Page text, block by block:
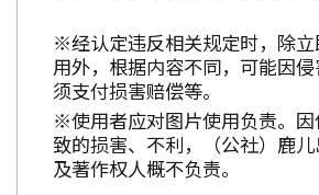
※经认定违反相关规定时，除
用外，根据内容不同，可能因
须支付损害赔偿等。
※使用者应对图片使用负责。
致的损害、不利，（公社）鹿
及著作权人概不负责。